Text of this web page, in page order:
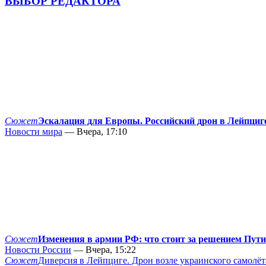
СюжетЭскалация для Европы. Российский дрон в
Новости мира — Вчера, 17:10
СюжетИзменения в армии РФ: что стоит за решением
Новости России — Вчера, 15:22
СюжетДиверсия в Лейпциге. Дрон возле украинского